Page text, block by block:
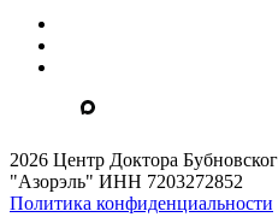
2026 Центр Доктора
"Азорэль" ИНН 7203272852
Политика конфиденциальности